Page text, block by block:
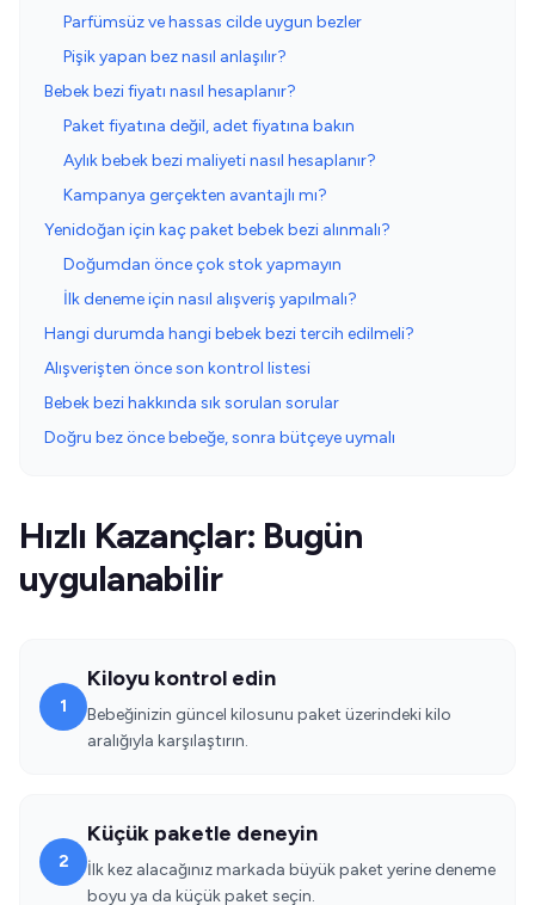
Parfümsüz ve hassas cilde uygun bezler
Pişik yapan bez nasıl anlaşılır?
Bebek bezi fiyatı nasıl hesaplanır?
Paket fiyatına değil, adet fiyatına bakın
Aylık bebek bezi maliyeti nasıl hesaplanır?
Kampanya gerçekten avantajlı mı?
Yenidoğan için kaç paket bebek bezi alınmalı?
Doğumdan önce çok stok yapmayın
İlk deneme için nasıl alışveriş yapılmalı?
Hangi durumda hangi bebek bezi tercih edilmeli?
Alışverişten önce son kontrol listesi
Bebek bezi hakkında sık sorulan sorular
Doğru bez önce bebeğe, sonra bütçeye uymalı
Hızlı Kazançlar: Bugün
uygulanabilir
1
Kiloyu kontrol edin
Bebeğinizin güncel kilosunu paket üzerindeki kilo
aralığıyla karşılaştırın.
2
Küçük paketle deneyin
İlk kez alacağınız markada büyük paket yerine deneme
boyu ya da küçük paket seçin.